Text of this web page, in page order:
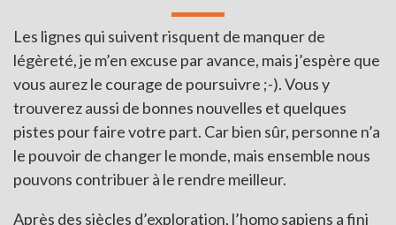
Les lignes qui suivent risquent de manquer de
légèreté, je m’en excuse par avance, mais j’espère que
vous aurez le courage de poursuivre ;-). Vous y
trouverez aussi de bonnes nouvelles et quelques
pistes pour faire votre part. Car bien sûr, personne n’a
le pouvoir de changer le monde, mais ensemble nous
pouvons contribuer à le rendre meilleur.
Après des siècles d’exploration, l’homo sapiens a fini